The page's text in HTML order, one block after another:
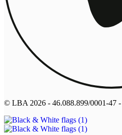
© LBA 2026 - 46.088.899/0001-47